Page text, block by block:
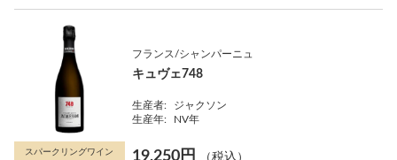
スパークリングワイン
フランス/シャンパーニュ
キュヴェ748
生産者:
ジャクソン
生産年:
NV年
19,250円 （税込）